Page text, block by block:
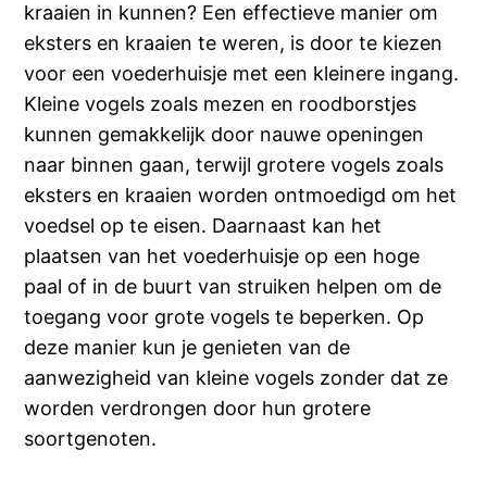
kraaien in kunnen? Een effectieve manier om
eksters en kraaien te weren, is door te kiezen
voor een voederhuisje met een kleinere ingang.
Kleine vogels zoals mezen en roodborstjes
kunnen gemakkelijk door nauwe openingen
naar binnen gaan, terwijl grotere vogels zoals
eksters en kraaien worden ontmoedigd om het
voedsel op te eisen. Daarnaast kan het
plaatsen van het voederhuisje op een hoge
paal of in de buurt van struiken helpen om de
toegang voor grote vogels te beperken. Op
deze manier kun je genieten van de
aanwezigheid van kleine vogels zonder dat ze
worden verdrongen door hun grotere
soortgenoten.